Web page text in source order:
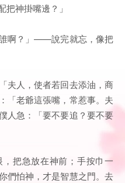
神掛嘴邊？」
啊？」——說完就忘，像把
夫人，使者若回去添油，商
「老爺這張嘴，常惹事。夫
人急：「要不要追？要不要
把急放在神前；手按巾一
們怕神，才是智慧之門。去